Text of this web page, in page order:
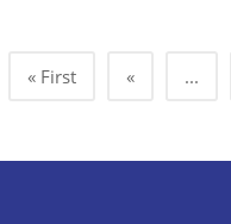
« First « ...